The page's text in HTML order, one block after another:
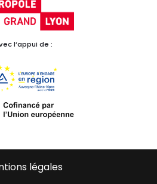
l’appui de :
légales